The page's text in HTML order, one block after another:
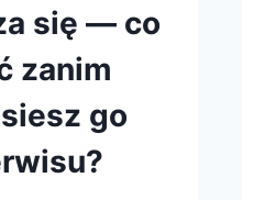
się — co
zanim
go